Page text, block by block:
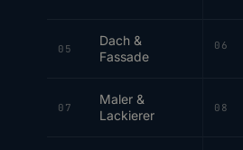
05
Dach &
Fassade
06
07
Maler &
Lackierer
08